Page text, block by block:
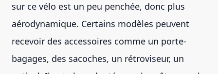
sur ce vélo est un peu penchée, donc plus
aérodynamique. Certains modèles peuvent
recevoir des accessoires comme un porte-
bagages, des sacoches, un rétroviseur, un